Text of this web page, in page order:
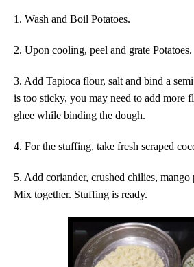
1. Wash and Boil Potatoes.
2. Upon cooling, peel and grate Potatoes.
3. Add Tapioca flour, salt and bind a
is too sticky, you may need to add more
ghee while binding the dough.
4. For the stuffing, take fresh scraped
5. Add coriander, crushed chilies, mango
Mix together. Stuffing is ready.